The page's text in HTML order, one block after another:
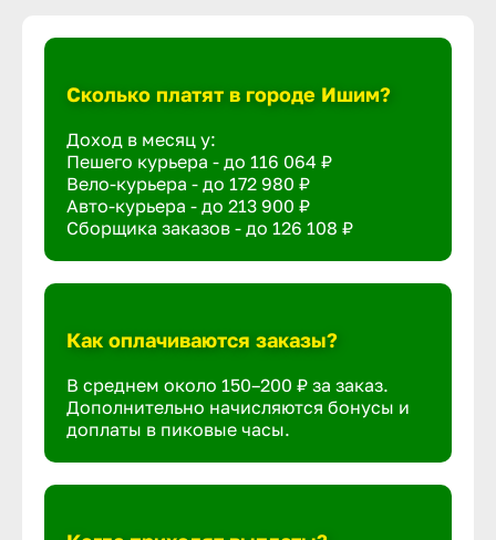
Сколько платят в городе Ишим?
Доход в месяц у:
Пешего курьера - до 116 064 ₽
Вело-курьера - до 172 980 ₽
Авто-курьера - до 213 900 ₽
Сборщика заказов - до 126 108 ₽
Как оплачиваются заказы?
В среднем около 150–200 ₽ за заказ.
Дополнительно начисляются бонусы и
доплаты в пиковые часы.